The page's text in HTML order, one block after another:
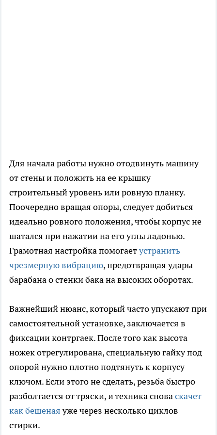
Для начала работы нужно отодвинуть машину
от стены и положить на ее крышку
строительный уровень или ровную планку.
Поочередно вращая опоры, следует добиться
идеально ровного положения, чтобы корпус не
шатался при нажатии на его углы ладонью.
Грамотная настройка помогаетустранить
чрезмерную вибрацию, предотвращая удары
барабана о стенки бака на высоких оборотах.
Важнейший нюанс, который часто упускают при
самостоятельной установке, заключается в
фиксации контргаек. После того как высота
ножек отрегулирована, специальную гайку под
опорой нужно плотно подтянуть к корпусу
ключом. Если этого не сделать, резьба быстро
разболтается от тряски, и техника сноваскачет
как бешенаяуже через несколько циклов
стирки.